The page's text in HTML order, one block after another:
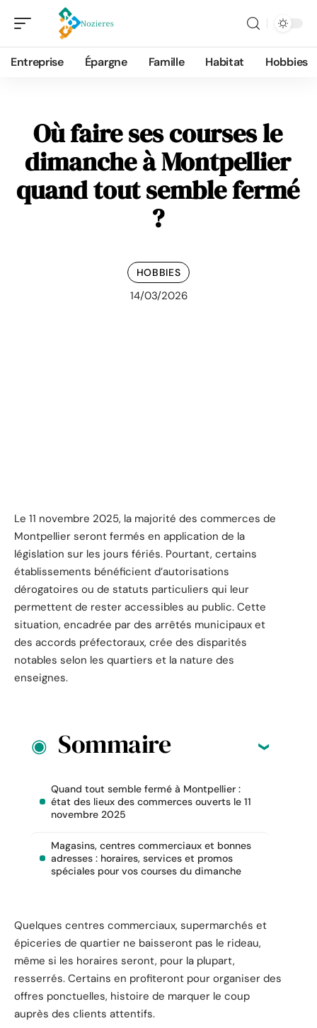
Entreprise Épargne Famille Habitat Hobbies
Où faire ses courses le
dimanche à Montpellier
quand tout semble fermé
?
HOBBIES
14/03/2026
Le 11 novembre 2025, la majorité des commerces de
Montpellier seront fermés en application de la
législation sur les jours fériés. Pourtant, certains
établissements bénéficient d’autorisations
dérogatoires ou de statuts particuliers qui leur
permettent de rester accessibles au public. Cette
situation, encadrée par des arrêtés municipaux et
des accords préfectoraux, crée des disparités
notables selon les quartiers et la nature des
enseignes.
Sommaire
Quand tout semble fermé à Montpellier :
état des lieux des commerces ouverts le 11
novembre 2025
Magasins, centres commerciaux et bonnes
adresses : horaires, services et promos
spéciales pour vos courses du dimanche
Quelques centres commerciaux, supermarchés et
épiceries de quartier ne baisseront pas le rideau,
même si les horaires seront, pour la plupart,
resserrés. Certains en profiteront pour organiser des
offres ponctuelles, histoire de marquer le coup
auprès des clients attentifs.